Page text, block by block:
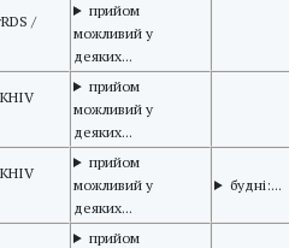
/
прийом
можливий у
деяких...
прийом
можливий у
деяких...
прийом
можливий у
деяких...
будні:...
прийом